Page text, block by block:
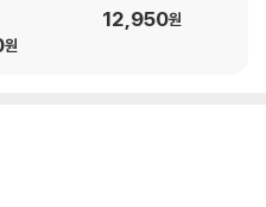
원
12,950원